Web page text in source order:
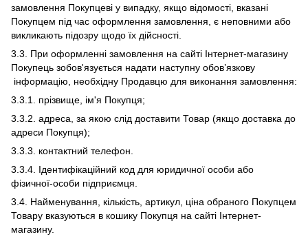
замовлення Покупцеві у випадку, якщо відомості, вказані
Покупцем під час оформлення замовлення, є неповними або
викликають підозру щодо їх дійсності.
3.3. При оформленні замовлення на сайті Інтернет-магазину
Покупець зобов'язується надати наступну обов’язкову
інформацію, необхідну Продавцю для виконання замовлення:
3.3.1. прізвище, ім'я Покупця;
3.3.2. адреса, за якою слід доставити Товар (якщо доставка до
адреси Покупця);
3.3.3. контактний телефон.
3.3.4. Ідентифікаційний код для юридичної особи або
фізичної-особи підприємця.
3.4. Найменування, кількість, артикул, ціна обраного Покупцем
Товару вказуються в кошику Покупця на сайті Інтернет-
магазину.